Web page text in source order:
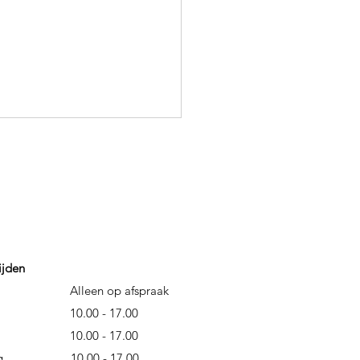
Alleen op afspraak
10.00 - 17.00
10.00 - 17.00